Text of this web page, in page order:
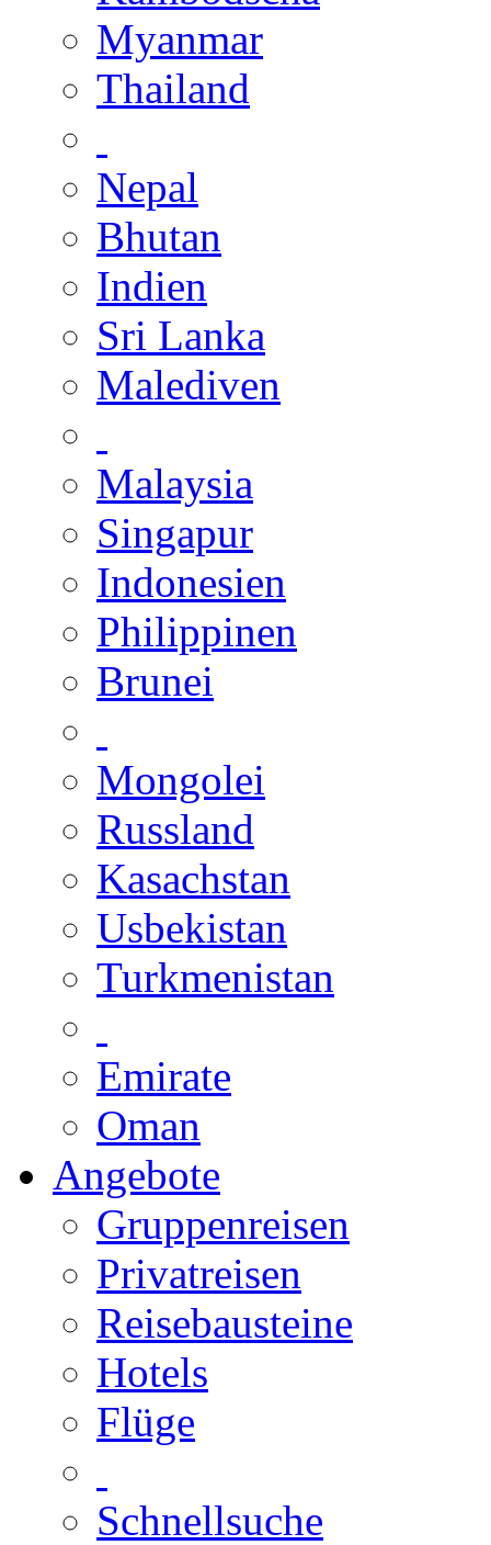
Myanmar
Thailand
Nepal
Bhutan
Indien
Sri Lanka
Malediven
Malaysia
Singapur
Indonesien
Philippinen
Brunei
Mongolei
Russland
Kasachstan
Usbekistan
Turkmenistan
Emirate
Oman
Angebote
Gruppenreisen
Privatreisen
Reisebausteine
Hotels
Flüge
Schnellsuche